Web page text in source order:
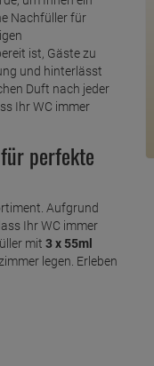
Nachfüller für
ist, Gäste zu
und hinterlässt
Duft nach jeder
Ihr WC immer
perfekte
Aufgrund
Ihr WC immer
mit 3 x 55ml
legen. Erleben